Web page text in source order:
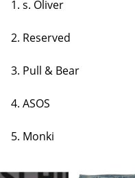
1. s. Oliver
2. Reserved
3. Pull & Bear
4. ASOS
5. Monki